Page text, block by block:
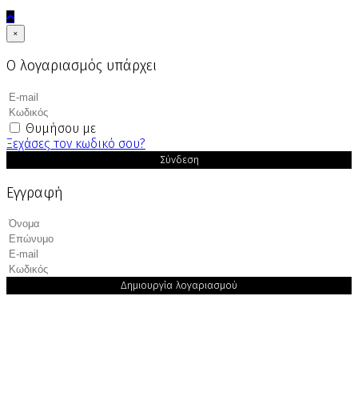
×
Ο λογαριασμός υπάρχει
Θυμήσου με
Ξεχάσες τον κωδικό σου?
Σύνδεση
Εγγραφή
Δημιουργία λογαριασμού